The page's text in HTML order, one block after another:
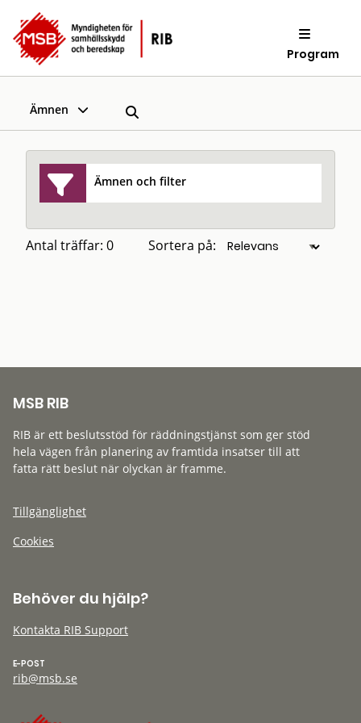
Program
Ämnen
Ämnen och filter
Antal träffar: 0 Sortera på:
MSB RIB
RIB är ett beslutsstöd för räddningstjänst som ger stöd
hela vägen från planering av framtida insatser till att
fatta rätt beslut när olyckan är framme.
Tillgänglighet
Cookies
Behöver du hjälp?
Kontakta RIB Support
E-POST
rib@msb.se